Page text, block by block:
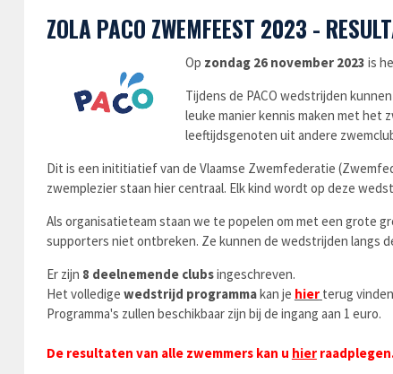
ZOLA PACO ZWEMFEEST 2023 -
Op zondag 26 november 2023 is
Tijdens de PACO wedstrijden
leuke manier kennis maken met het
leeftijdsgenoten uit andere
Dit is een inititiatief van de Vlaamse Zwemfederatie
zwemplezier staan hier centraal. Elkkind wordt op deze
Als organisatieteam staan we te popelen om met een grote
supporters niet ontbreken. Ze kunnen de wedstrijden langs
Er zijn 8 deelnemende clubsingeschreven.
Het volledige wedstrijd programmakan je hier terug
Programma's zullen beschikbaar zijn bij de ingang aan 1 euro.
De resultaten van alle zwemmers kan u hier